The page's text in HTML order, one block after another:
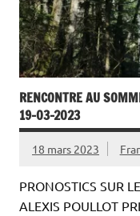
RENCONTRE AU
19-03-2023
18 mars 2023
PRONOSTICS SUR
ALEXIS POULLOT